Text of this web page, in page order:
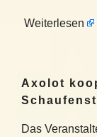
Weiterlesen
Axolot
Das